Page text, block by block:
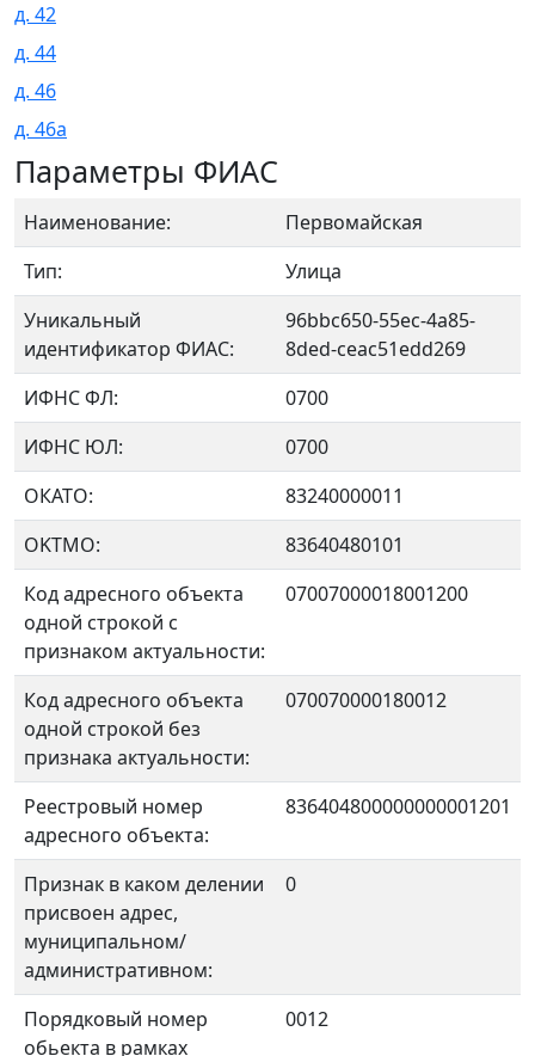
д. 42
д. 44
д. 46
д. 46а
Параметры ФИАС
Наименование:
Первомайская
Тип:
Улица
Уникальный
идентификатор ФИАС:
96bbc650-55ec-4a85-
8ded-ceac51edd269
ИФНС ФЛ:
0700
ИФНС ЮЛ:
0700
ОКАТО:
83240000011
OKTMO:
83640480101
Код адресного объекта
одной строкой с
признаком актуальности:
07007000018001200
Код адресного объекта
одной строкой без
признака актуальности:
070070000180012
Реестровый номер
адресного объекта:
836404800000000001201
Признак в каком делении
присвоен адрес,
муниципальном/
административном:
0
Порядковый номер
обьекта в рамках
0012